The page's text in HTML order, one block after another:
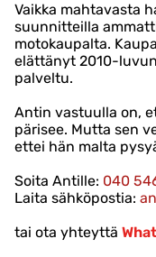
Vaikka mahtavasta
suunnitteilla
motokaupalta.
elättänyt 2010-
palveltu.
Antin vastuulla on,
pärisee. Mutta sen
ettei hän malta
Soita Antille: 040
Laita sähköpostia:
tai ota yhteyttä